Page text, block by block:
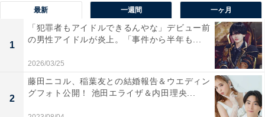
最新 一週間 一ヶ月
1
「犯罪者もアイドルできるんやな」デビュー前
の男性アイドルが炎上。「事件から半年も...
2026/03/25
2
藤田ニコル、稲葉友との結婚報告＆ウエディン
グフォト公開！ 池田エライザ＆内田理央...